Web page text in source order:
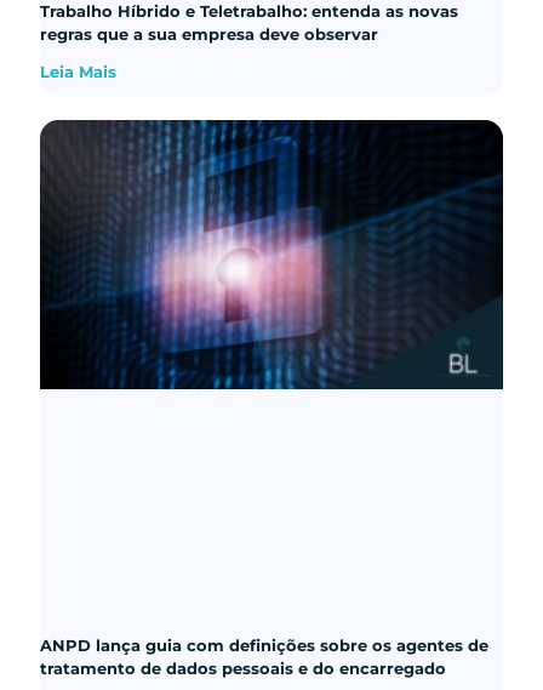
Trabalho Híbrido e Teletrabalho: entenda as novas
regras que a sua empresa deve observar
Leia Mais
ANPD lança guia com definições sobre os agentes de
tratamento de dados pessoais e do encarregado